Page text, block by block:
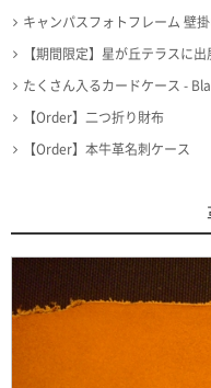
キャンパスフォトフレーム 壁
【期間限定】星が丘テラスに出
たくさん入るカードケース -
【Order】二つ折り財布
【Order】本牛革名刺ケース